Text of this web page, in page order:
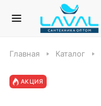
Главная Каталог
АКЦИЯ